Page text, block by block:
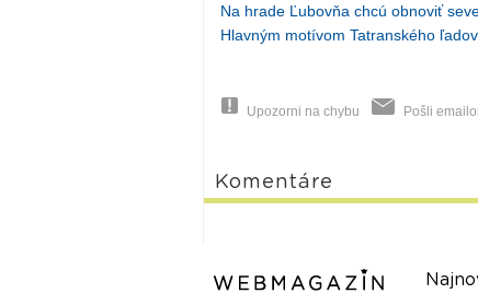
Na hrade Ľubovňa chcú obnoviť
Hlavným motívom Tatranského
Upozorni na chybu Pošli
Komentáre